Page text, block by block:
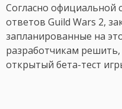
Согласно официальной
ответов Guild Wars 2,
запланированные на
разработчикам решить,
открытый бета-тест